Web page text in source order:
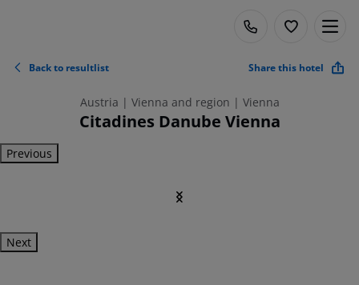
Back to resultlist Share this hotel
Austria | Vienna and region | Vienna
Citadines Danube Vienna
Previous
Next